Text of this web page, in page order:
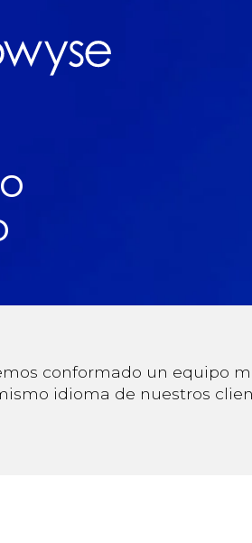
conformado un equipo
idioma de nuestros